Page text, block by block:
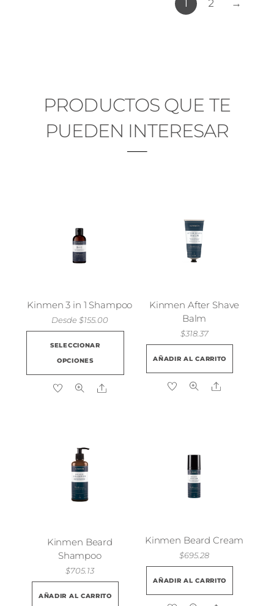
2 →
PRODUCTOS QUE TE
PUEDEN INTERESAR
Kinmen 3 in 1 Shampoo
Desde $155.00
SELECCIONAR
OPCIONES
producto
múltiples
Share
Kinmen After Shave
Balm
$318.37
AÑADIR AL CARRITO
Share
Kinmen Beard Cream
$695.28
AÑADIR AL CARRITO
Kinmen Beard
Shampoo
$705.13
AÑADIR AL CARRITO